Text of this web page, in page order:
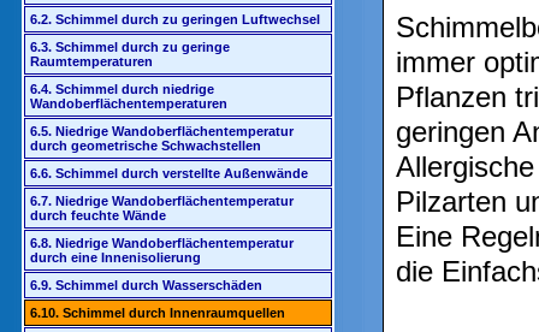
6.2. Schimmel durch zu geringen Luftwechsel
6.3. Schimmel durch zu geringe
Raumtemperaturen
6.4. Schimmel durch niedrige
Wandoberflächentemperaturen
6.5. Niedrige Wandoberflächentemperatur
durch geometrische Schwachstellen
6.6. Schimmel durch verstellte Außenwände
6.7. Niedrige Wandoberflächentemperatur
durch feuchte Wände
6.8. Niedrige Wandoberflächentemperatur
durch eine Innenisolierung
6.9. Schimmel durch Wasserschäden
6.10. Schimmel durch Innenraumquellen
immer
Pflanzen
geringen
Pilzarten
Eine
die